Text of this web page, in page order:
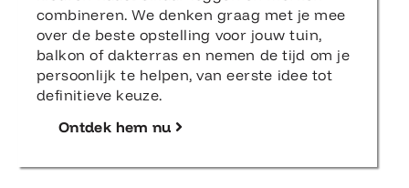
combineren. We denken graag met je mee
over de beste opstelling voor jouw tuin,
balkon of dakterras en nemen de tijd om je
persoonlijk te helpen, van eerste idee tot
definitieve keuze.
Ontdek hem nu